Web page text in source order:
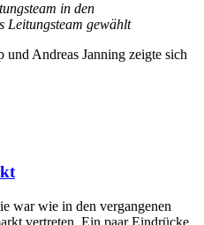
in den
Leitungsteam gewählt
Andreas Janning zeigte sich
war wie in den vergangenen
vertreten. Ein paar Eindrücke